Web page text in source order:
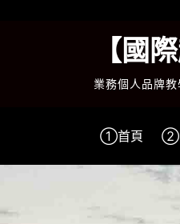
【國
業務個人品牌
①首頁 ②